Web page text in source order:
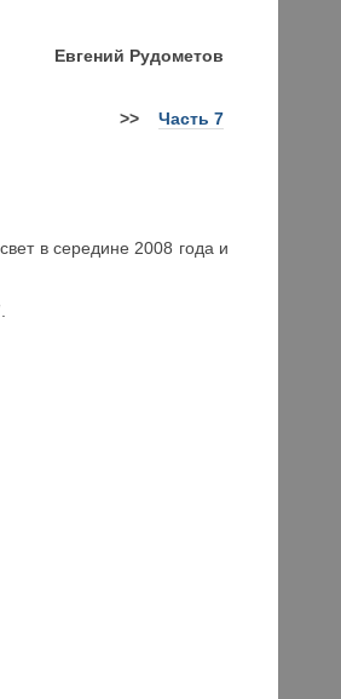
Евгений Рудометов
>> Часть 7
в середине 2008 года и